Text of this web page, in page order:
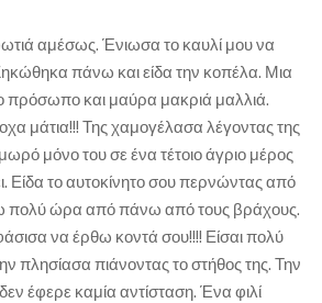
αμέσως. Ένιωσα το καυλί μου να
πάνω και είδα την κοπέλα. Μια
πρόσωπο και μαύρα μακριά μαλλιά.
μάτια!!! Της χαμογέλασα λέγοντας της
μωρό μόνο του σε ένα τέτοιο άγριο μέρος
το αυτοκίνητο σου περνώντας από
πολύ ώρα από πάνω από τους βράχους.
να έρθω κοντά σου!!!! Είσαι πολύ
πλησίασα πιάνοντας το στήθος της. Την
έφερε καμία αντίσταση. Ένα φιλί